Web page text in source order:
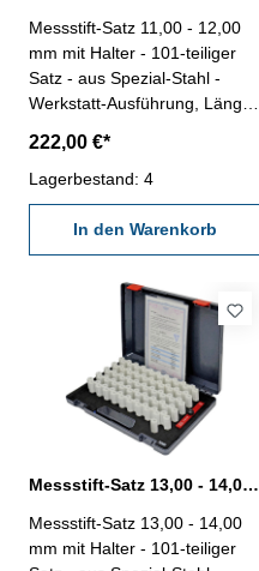
Messstift-Satz 11,00 - 12,00
mm mit Halter - 101-teiliger
Satz - aus Spezial-Stahl -
Werkstatt-Ausführung, Länge
0,004 mm - Stufung 0,01 mm
- mit Messstifthalter - im
Behältnis/Kasten Messbereich
11,0 - 12,00 mm
222,00 €*
Lagerbestand: 4
In den Warenkorb
Messstift-Satz 13,00 - 14,00 mm 101 tlg. mit Halter
Messstift-Satz 13,00 - 14,00
mm mit Halter - 101-teiliger